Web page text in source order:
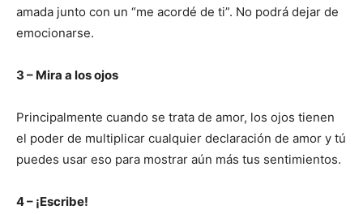
amada junto con un “me acordé de ti”. No podrá dejar de
emocionarse.
3 – Mira a los ojos
Principalmente cuando se trata de amor, los ojos tienen
el poder de multiplicar cualquier declaración de amor y tú
puedes usar eso para mostrar aún más tus sentimientos.
4 – ¡Escribe!